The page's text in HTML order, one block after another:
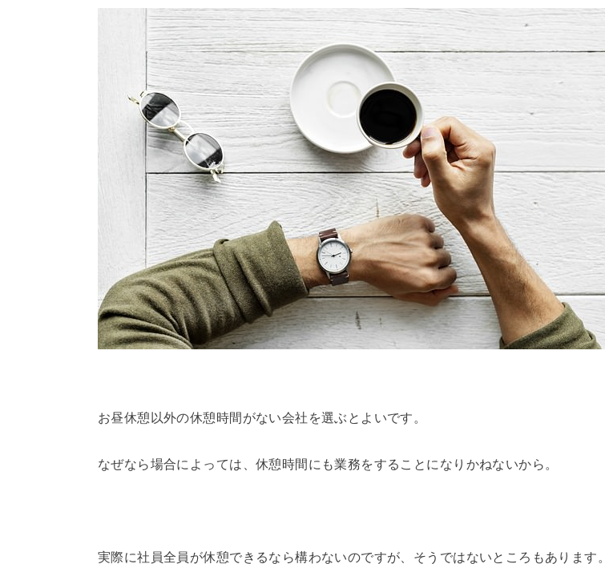
お昼休憩以外の休憩時間がない会社を選ぶとよいです。
なぜなら場合によっては、休憩時間にも業務をすることになりかねないから。
実際に社員全員が休憩できるなら構わないのですが、そうではないところもあります。